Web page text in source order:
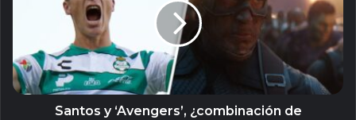
¿combinación
campeonato?
Santos y ‘Avengers’, ¿combinación de